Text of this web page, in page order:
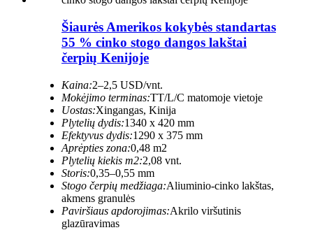
Šiaurės Amerikos kokybės standartas
55 % cinko stogo dangos lakštai
čerpių Kenijoje
Kaina:2–2,5 USD/vnt.
Mokėjimo terminas:TT/L/C matomoje vietoje
Uostas:Xingangas, Kinija
Plytelių dydis:1340 x 420 mm
Efektyvus dydis:1290 x 375 mm
Aprėpties zona:0,48 m2
Plytelių kiekis m2:2,08 vnt.
Storis:0,35–0,55 mm
Stogo čerpių medžiaga:Aliuminio-cinko lakštas,
akmens granulės
Paviršiaus apdorojimas:Akrilo viršutinis
glazūravimas